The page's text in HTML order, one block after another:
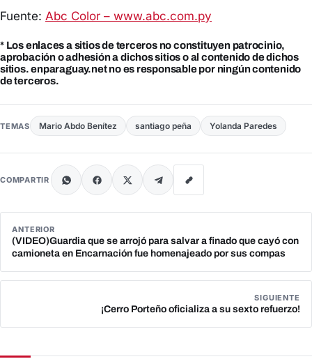
Fuente: Abc Color – www.abc.com.py
* Los enlaces a sitios de terceros no constituyen patrocinio,
aprobación o adhesión a dichos sitios o al contenido de dichos
sitios. enparaguay.net no es responsable por ningún contenido
de terceros.
TEMAS Mario Abdo Benítez santiago peña Yolanda Paredes
COMPARTIR
ANTERIOR
(VIDEO)Guardia que se arrojó para salvar a finado que cayó con
camioneta en Encarnación fue homenajeado por sus compas
SIGUIENTE
¡Cerro Porteño oficializa a su sexto refuerzo!